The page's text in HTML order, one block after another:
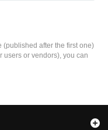
(published after the first one)
users or vendors), you can